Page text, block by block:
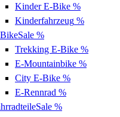
Kinder E-Bike %
Kinderfahrzeug %
Sale %
Trekking E-Bike %
E-Mountainbike %
City E-Bike %
E-Rennrad %
Sale %